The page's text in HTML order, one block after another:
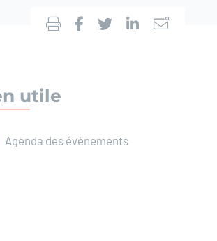
utile
Agenda des évènements